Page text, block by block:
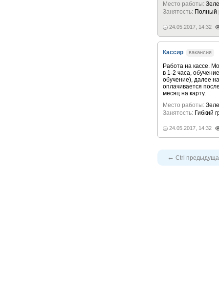
Место работы:
Занятость: Полный
24.05.2017, 14:32
Кассир вакансия
Работа на кассе.
в 1-2 часа,
обучение), далее
оплачивается
месяц на карту.
Место работы:
Занятость: Гибкий
24.05.2017, 14:32
← Ctrl